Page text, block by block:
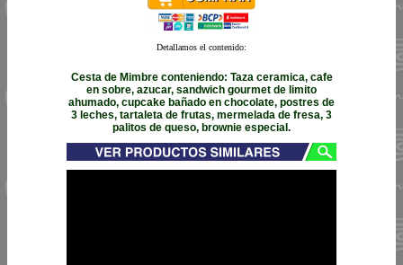
Detallamos el contenido:
Cesta de Mimbre conteniendo: Taza ceramica, cafe
en sobre, azucar, sandwich gourmet de limito
ahumado, cupcake bañado en chocolate, postres de
3 leches, tartaleta de frutas, mermelada de fresa, 3
palitos de queso, brownie especial.